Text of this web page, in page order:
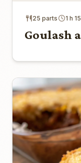
25 parts 1 h
Goulash